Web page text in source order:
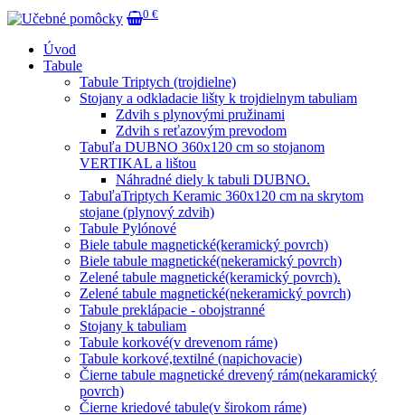
0 €
Úvod
Tabule
Tabule Triptych (trojdielne)
Stojany a odkladacie lišty k trojdielnym tabuliam
Zdvih s plynovými pružinami
Zdvih s reťazovým prevodom
Tabuľa DUBNO 360x120 cm so stojanom
VERTIKAL a lištou
Náhradné diely k tabuli DUBNO.
TabuľaTriptych Keramic 360x120 cm na skrytom
stojane (plynový zdvih)
Tabule Pylónové
Biele tabule magnetické(keramický povrch)
Biele tabule magnetické(nekeramický povrch)
Zelené tabule magnetické(keramický povrch).
Zelené tabule magnetické(nekeramický povrch)
Tabule preklápacie - obojstranné
Stojany k tabuliam
Tabule korkové(v drevenom ráme)
Tabule korkové,textilné (napichovacie)
Čierne tabule magnetické drevený rám(nekaramický
povrch)
Čierne kriedové tabule(v širokom ráme)